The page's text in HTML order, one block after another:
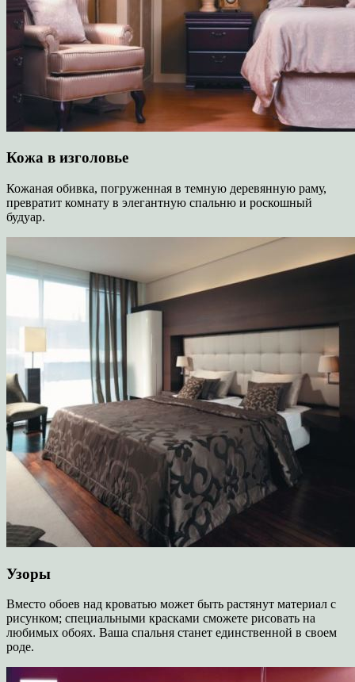
Кожа в изголовье
Кожаная обивка, погруженная в темную деревянную раму,
превратит комнату в элегантную спальню и роскошный
будуар.
Узоры
Вместо обоев над кроватью может быть растянут материал с
рисунком; специальными красками сможете рисовать на
любимых обоях. Ваша спальня станет единственной в своем
роде.